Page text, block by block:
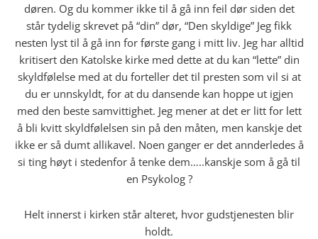
døren. Og du kommer ikke til å gå inn feil dør siden det
står tydelig skrevet på “din” dør, “Den skyldige” Jeg fikk
nesten lyst til å gå inn for første gang i mitt liv. Jeg har alltid
kritisert den Katolske kirke med dette at du kan “lette” din
skyldfølelse med at du forteller det til presten som vil si at
du er unnskyldt, for at du dansende kan hoppe ut igjen
med den beste samvittighet. Jeg mener at det er litt for lett
å bli kvitt skyldfølelsen sin på den måten, men kanskje det
ikke er så dumt allikavel. Noen ganger er det annderledes å
si ting høyt i stedenfor å tenke dem…..kanskje som å gå til
en Psykolog ?
Helt innerst i kirken står alteret, hvor gudstjenesten blir
holdt.